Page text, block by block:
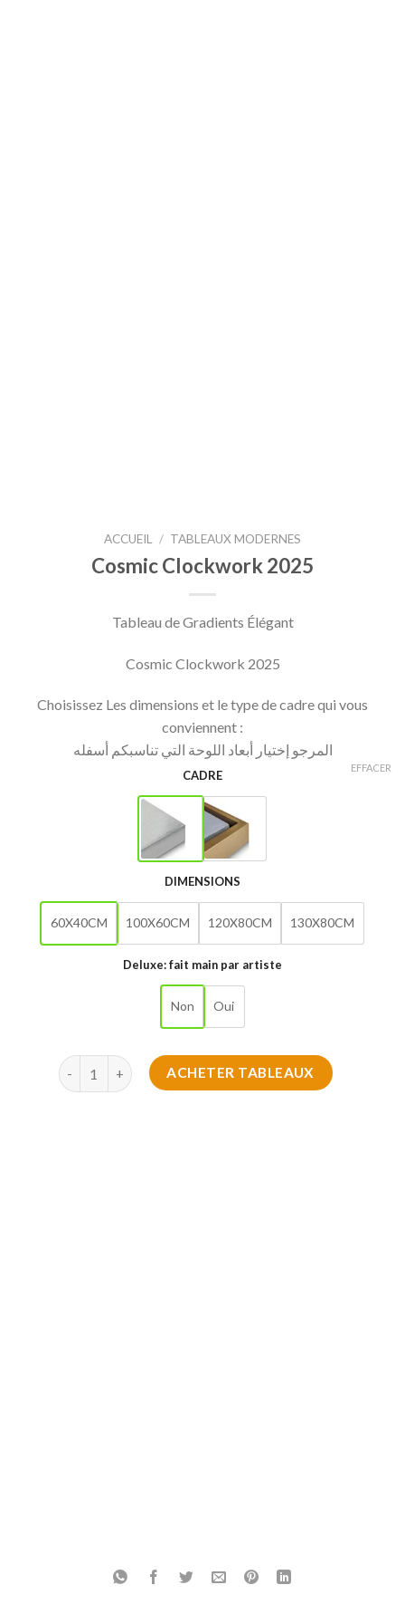
ACCUEIL / TABLEAUX MODERNES
Cosmic Clockwork 2025
Tableau de Gradients Élégant
Cosmic Clockwork 2025
Choisissez Les dimensions et le type de cadre qui vous
conviennent :
المرجو إختيار أبعاد اللوحة التي تناسبكم أسفله
CADRE
DIMENSIONS
60X40CM 100X60CM 120X80CM 130X80CM
Deluxe: fait main par artiste
Non Oui
EFFACER
quantité de Cosmic Clockwork 2025
ACHETER TABLEAUX